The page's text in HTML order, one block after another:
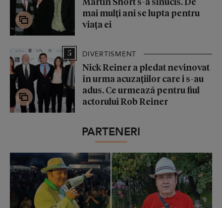
mai mulți ani se lupta pentru
viața ei
5 DIVERTISMENT
Nick Reiner a pledat nevinovat
în urma acuzațiilor care i s-au
adus. Ce urmează pentru fiul
actorului Rob Reiner
PARTENERI